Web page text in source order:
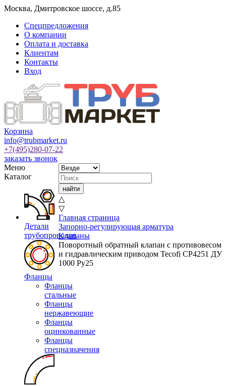
Москва, Дмитровское шоссе, д.85
Спецпредложения
О компании
Оплата и доставка
Клиентам
Контакты
Вход
Корзина
info@trubmarket.ru
+7(495)280-07-22
заказать звонок
Меню
Каталог
Детали
трубопроводов
Фланцы
Фланцы
стальные
Фланцы
нержавеющие
Фланцы
оцинкованные
Фланцы
спецназначения
△
▽
Главная страница
Запорно-регулирующая арматура
Клапаны
Поворотный обратный клапан с противовесом
и гидравлическим приводом Tecofi CP4251 ДУ
1000 Py25